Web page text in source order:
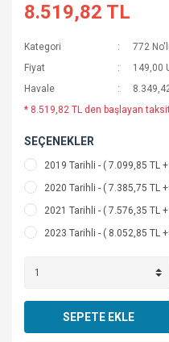
8.519,82 TL
Kategori
772
Fiyat
149,00
Havale
* 8.519,82 TL den başlayan
SEÇENEKLER
2019 Tarihli - ( 7.099,85 TL +
2020 Tarihli - ( 7.385,75 TL +
2021 Tarihli - ( 7.576,35 TL +
2023 Tarihli - ( 8.052,85 TL +
SEPETE EKLE